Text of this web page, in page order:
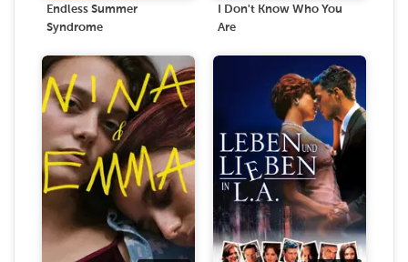
Endless Summer
Syndrome
I Don't Know Who You
Are